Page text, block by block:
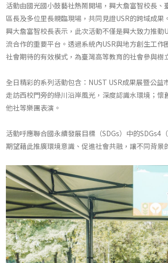
活動由國光國小鼓藝社熱鬧開場，興大詹富智校長
區長及多位里長親臨現場，共同見證USR的跨域成果。
興大詹富智校長表示，此次活動不僅是興大致力推
流合作的重要平台。透過系統內USR與地方創生工
社會期待的有效模式，為臺灣高等教育的社會參與樹
全日精彩的系列活動包含：NUST USR成果展暨公
走訪西校門旁的綠川沿岸風光，深度認識水環境；
他社等樂團表演。
活動呼應聯合國永續發展目標（SDGs）中的SDGs4
期望藉此推廣環境意識、促進社會共融，讓不同背